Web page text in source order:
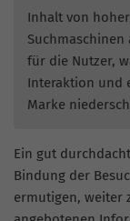
Inhalt von
für die Nutzer,
Interaktion und
Marke
Ein gut
Bindung der
ermutigen, weiter